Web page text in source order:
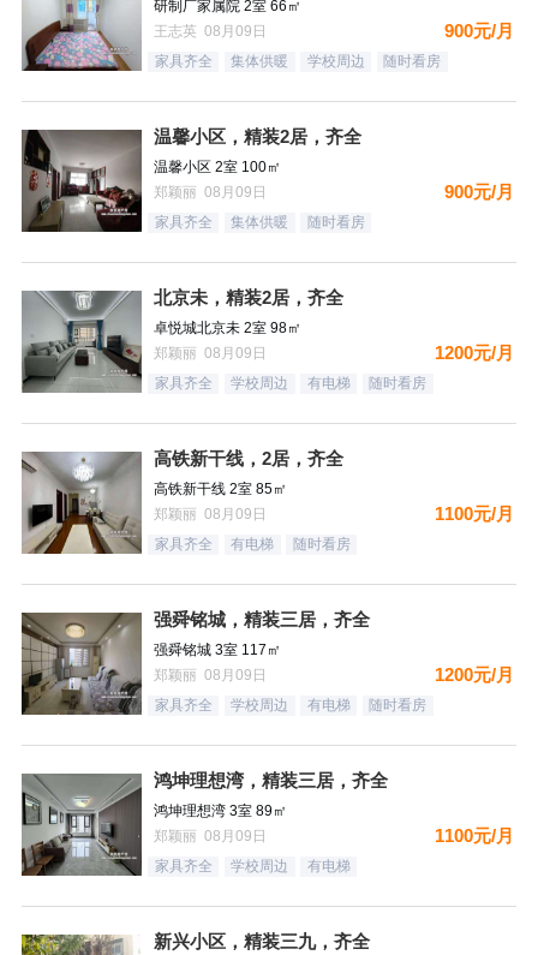
研制厂家属院 2室 66㎡
王志英 08月09日
900元/月
家具齐全 集体供暖 学校周边 随时看房
温馨小区，精装2居，齐全
温馨小区 2室 100㎡
郑颖丽 08月09日
900元/月
家具齐全 集体供暖 随时看房
北京未，精装2居，齐全
卓悦城北京未 2室 98㎡
郑颖丽 08月09日
1200元/月
家具齐全 学校周边 有电梯 随时看房
高铁新干线，2居，齐全
高铁新干线 2室 85㎡
郑颖丽 08月09日
1100元/月
家具齐全 有电梯 随时看房
强舜铭城，精装三居，齐全
强舜铭城 3室 117㎡
郑颖丽 08月09日
1200元/月
家具齐全 学校周边 有电梯 随时看房
鸿坤理想湾，精装三居，齐全
鸿坤理想湾 3室 89㎡
郑颖丽 08月09日
1100元/月
家具齐全 学校周边 有电梯
新兴小区，精装三九，齐全